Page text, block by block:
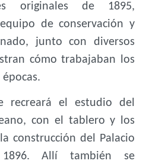
originales de 1895,
de conservación y
junto con diversos
cómo trabajaban los
recreará el estudio del
con el tablero y los
construcción del Palacio
1896. Allí también se